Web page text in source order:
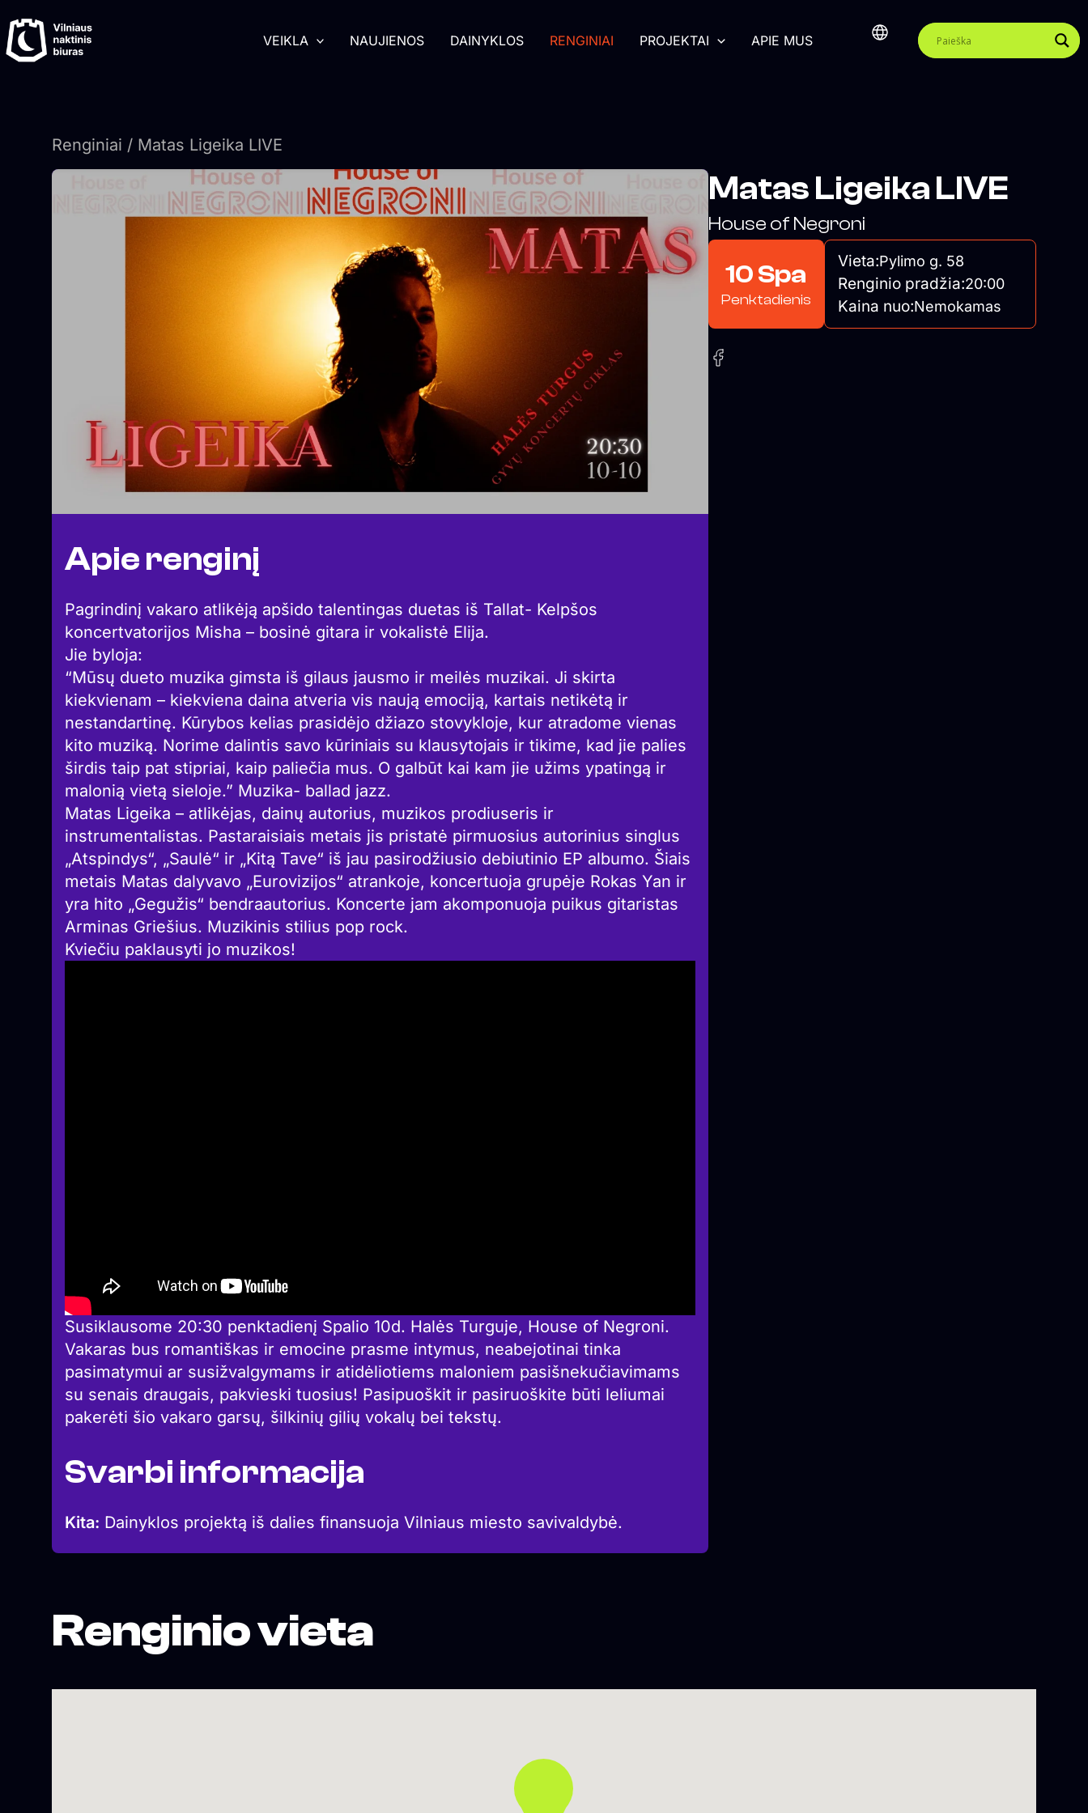
prie
turinio
VEIKLA NAUJIENOS DAINYKLOS RENGINIAI PROJEKTAI APIE MUS
Renginiai / Matas Ligeika LIVE
Apie renginį
Pagrindinį vakaro atlikėją apšido talentingas duetas iš Tallat- Kelpšos
koncertvatorijos Misha – bosinė gitara ir vokalistė Elija.
Jie byloja:
“Mūsų dueto muzika gimsta iš gilaus jausmo ir meilės muzikai. Ji skirta
kiekvienam – kiekviena daina atveria vis naują emociją, kartais netikėtą ir
nestandartinę. Kūrybos kelias prasidėjo džiazo stovykloje, kur atradome vienas
kito muziką. Norime dalintis savo kūriniais su klausytojais ir tikime, kad jie palies
širdis taip pat stipriai, kaip paliečia mus. O galbūt kai kam jie užims ypatingą ir
malonią vietą sieloje.” Muzika- ballad jazz.
Matas Ligeika – atlikėjas, dainų autorius, muzikos prodiuseris ir
instrumentalistas. Pastaraisiais metais jis pristatė pirmuosius autorinius singlus
„Atspindys“, „Saulė“ ir „Kitą Tave“ iš jau pasirodžiusio debiutinio EP albumo. Šiais
metais Matas dalyvavo „Eurovizijos“ atrankoje, koncertuoja grupėje Rokas Yan ir
yra hito „Gegužis“ bendraautorius. Koncerte jam akomponuoja puikus gitaristas
Arminas Griešius. Muzikinis stilius pop rock.
Kviečiu paklausyti jo muzikos!
Susiklausome 20:30 penktadienį Spalio 10d. Halės Turguje, House of Negroni.
Vakaras bus romantiškas ir emocine prasme intymus, neabejotinai tinka
pasimatymui ar susižvalgymams ir atidėliotiems maloniem pasišnekučiavimams
su senais draugais, pakvieski tuosius! Pasipuoškit ir pasiruoškite būti leliumai
pakerėti šio vakaro garsų, šilkinių gilių vokalų bei tekstų.
Svarbi informacija
Kita: Dainyklos projektą iš dalies finansuoja Vilniaus miesto savivaldybė.
Matas Ligeika LIVE
House of Negroni
10 Spa
Penktadienis
Vieta:Pylimo g. 58
Renginio pradžia:20:00
Kaina nuo:Nemokamas
Renginio vieta